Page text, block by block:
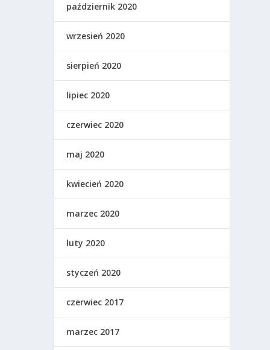
październik 2020
wrzesień 2020
sierpień 2020
lipiec 2020
czerwiec 2020
maj 2020
kwiecień 2020
marzec 2020
luty 2020
styczeń 2020
czerwiec 2017
marzec 2017